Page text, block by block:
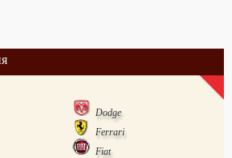
Dodge
Ferrari
Fiat